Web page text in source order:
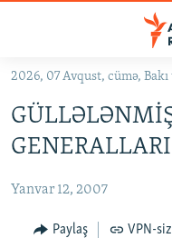
Əsas
qayıt
Əsas
qayıt
#ƏSLINDƏ
FƏRQƏ BAX
2026, 07 Avqust, cümə, Bakı
Yanvar 12, 2007
Paylaş VPN-